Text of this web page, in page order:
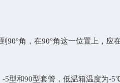
90°角，在90°角这一位置上，应
-5型和90型套管，低温箱温度为-5